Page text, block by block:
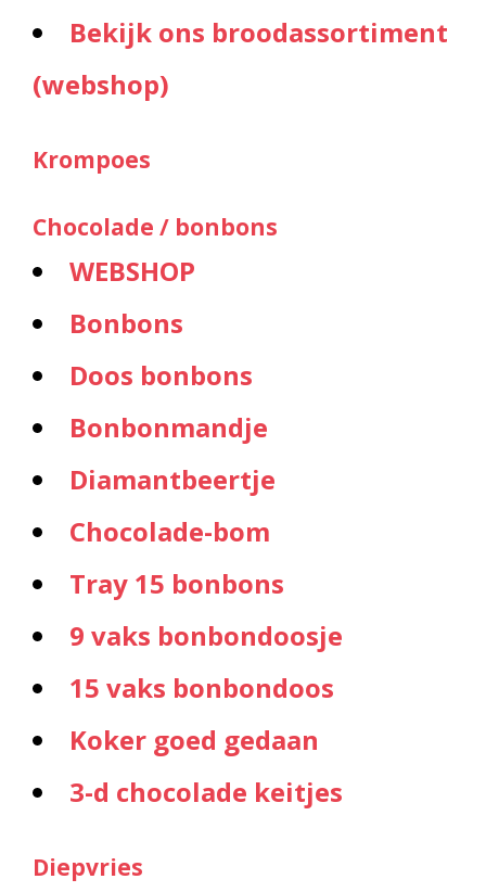
Bekijk ons broodassortiment
(webshop)
Krompoes
Chocolade / bonbons
WEBSHOP
Bonbons
Doos bonbons
Bonbonmandje
Diamantbeertje
Chocolade-bom
Tray 15 bonbons
9 vaks bonbondoosje
15 vaks bonbondoos
Koker goed gedaan
3-d chocolade keitjes
Diepvries